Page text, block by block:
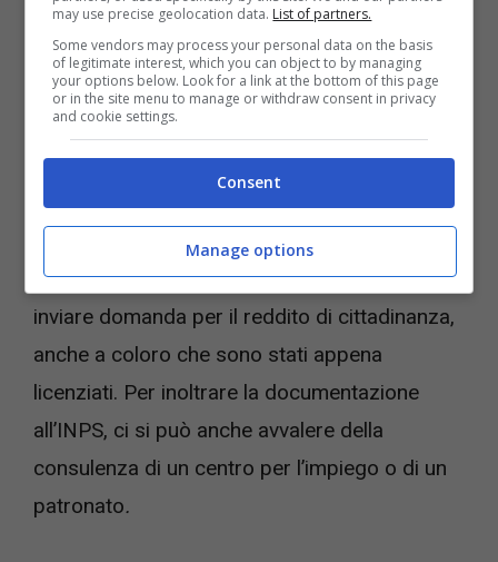
La dichiarazione di disponibilità immediata al
lavoro può essere scaricatasul sito internet
di MyAnpal.Viene prevista la possibilità di
inviare domanda per il reddito di cittadinanza,
anche a coloro che sono stati appena
licenziati. Per inoltrare la documentazione
all’INPS, ci si può anche avvalere della
consulenza di un centro per l’impiego o di un
patronato.
may use precise geolocation data. List of partners.
Some vendors may process your personal data on the basis
of legitimate interest, which you can object to by managing
your options below. Look for a link at the bottom of this page
or in the site menu to manage or withdraw consent in privacy
and cookie settings.
Consent
Manage options